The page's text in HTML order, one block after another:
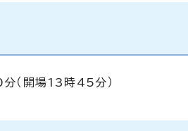
（開場13時45分）